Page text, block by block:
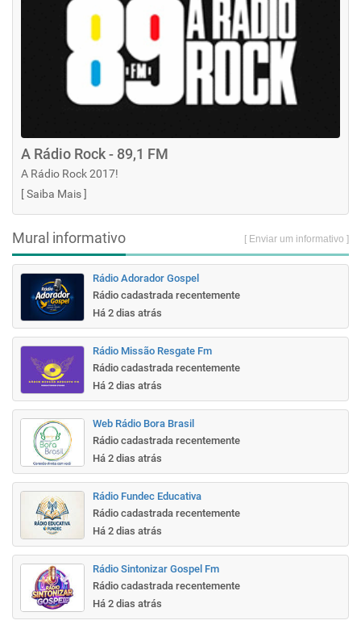
A Rádio Rock - 89,1 FM
A Rádio Rock 2017!
[Saiba Mais]
Mural informativo [ Enviar um informativo ]
Rádio Adorador Gospel
Rádio cadastrada recentemente
Há 2 dias atrás
Rádio Missão Resgate Fm
Rádio cadastrada recentemente
Há 2 dias atrás
Web Rádio Bora Brasil
Rádio cadastrada recentemente
Há 2 dias atrás
Rádio Fundec Educativa
Rádio cadastrada recentemente
Há 2 dias atrás
Rádio Sintonizar Gospel Fm
Rádio cadastrada recentemente
Há 2 dias atrás